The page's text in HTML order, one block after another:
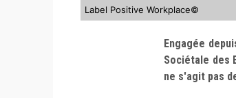
Label Positive Workplace©
Engagée
Sociétale des
ne s'agit pas